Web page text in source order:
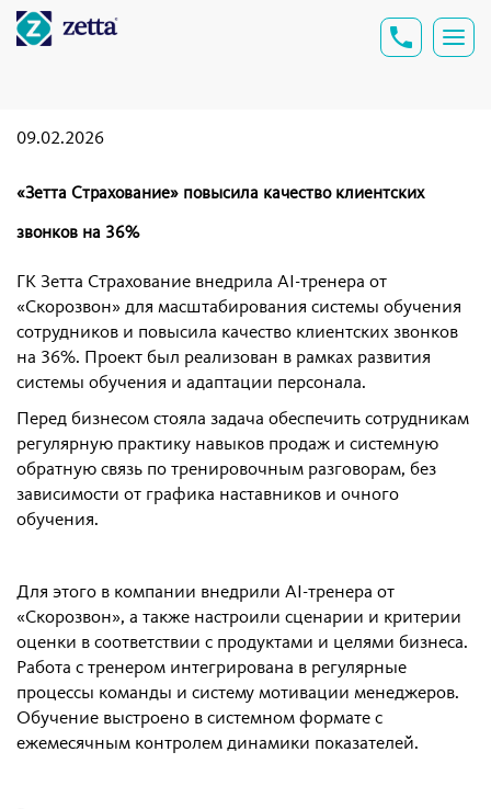
09.02.2026
«Зетта Страхование» повысила качество клиентских
звонков на 36%
ГК Зетта Страхование внедрила AI-тренера от
«Скорозвон» для масштабирования системы обучения
сотрудников и повысила качество клиентских звонков
на 36%. Проект был реализован в рамках развития
системы обучения и адаптации персонала.
Перед бизнесом стояла задача обеспечить сотрудникам
регулярную практику навыков продаж и системную
обратную связь по тренировочным разговорам, без
зависимости от графика наставников и очного
обучения.
Для этого в компании внедрили AI-тренера от
«Скорозвон», а также настроили сценарии и критерии
оценки в соответствии с продуктами и целями бизнеса.
Работа с тренером интегрирована в регулярные
процессы команды и систему мотивации менеджеров.
Обучение выстроено в системном формате с
ежемесячным контролем динамики показателей.